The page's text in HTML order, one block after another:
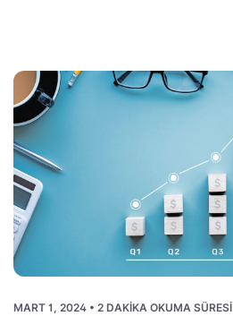
MART 1, 2024 • 2 DAKIKA OKUMA SÜRESI